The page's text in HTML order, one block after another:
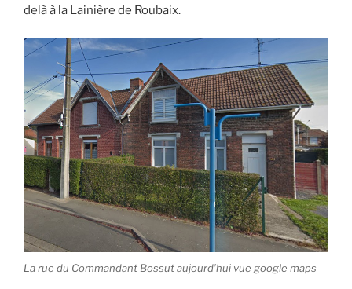
delà à la Lainière de Roubaix.
La rue du Commandant Bossut aujourd’hui vue google maps